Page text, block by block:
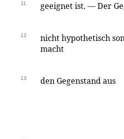
11 geeignet ist. — Der
12
nicht hypothetisch
macht
13 den Gegenstand aus